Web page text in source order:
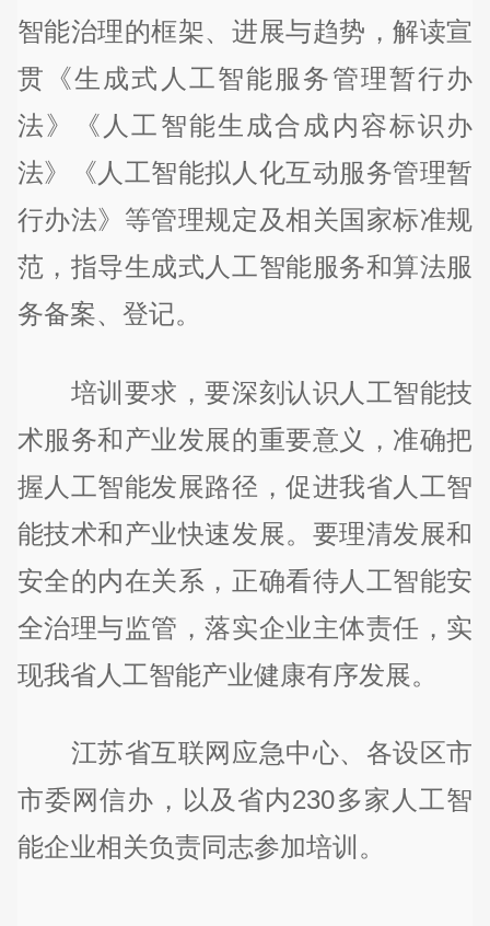
智能治理的框架、进展与趋势，解读宣
贯《生成式人工智能服务管理暂行办
法》《人工智能生成合成内容标识办
法》《人工智能拟人化互动服务管理暂
行办法》等管理规定及相关国家标准规
范，指导生成式人工智能服务和算法服
务备案、登记。
培训要求，要深刻认识人工智能技
术服务和产业发展的重要意义，准确把
握人工智能发展路径，促进我省人工智
能技术和产业快速发展。要理清发展和
安全的内在关系，正确看待人工智能安
全治理与监管，落实企业主体责任，实
现我省人工智能产业健康有序发展。
江苏省互联网应急中心、各设区市
市委网信办，以及省内230多家人工智
能企业相关负责同志参加培训。